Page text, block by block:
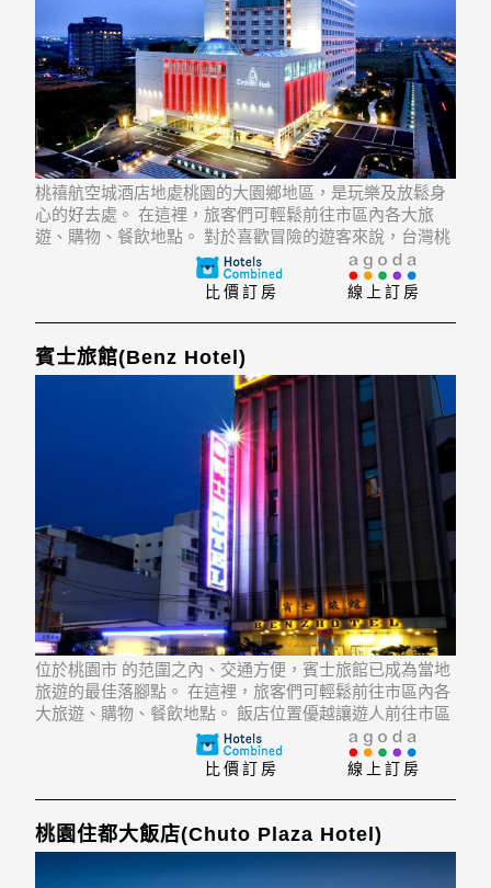
桃禧航空城酒店地處桃園的大園鄉地區，是玩樂及放鬆身
心的好去處。 在這裡，旅客們可輕鬆前往市區內各大旅
遊、購物、餐飲地點。 對於喜歡冒險的遊客來說，台灣桃
園國際機場再合適不過了。
線上訂房
比價訂房
賓士旅館(Benz Hotel)
位於桃園市 的范圍之內、交通方便，賓士旅館已成為當地
旅遊的最佳落腳點。 在這裡，旅客們可輕鬆前往市區內各
大旅遊、購物、餐飲地點。 飯店位置優越讓遊人前往市區
內的熱門景點變得方便快捷。
線上訂房
比價訂房
桃園住都大飯店(Chuto Plaza Hotel)